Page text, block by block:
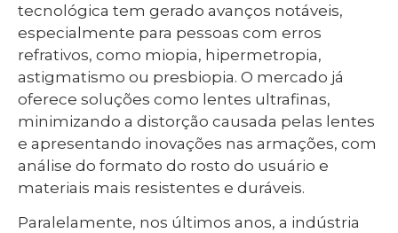
tecnológica tem gerado avanços notáveis,
especialmente para pessoas com erros
refrativos, como miopia, hipermetropia,
astigmatismo ou presbiopia. O mercado já
oferece soluções como lentes ultrafinas,
minimizando a distorção causada pelas lentes
e apresentando inovações nas armações, com
análise do formato do rosto do usuário e
materiais mais resistentes e duráveis.
Paralelamente, nos últimos anos, a indústria